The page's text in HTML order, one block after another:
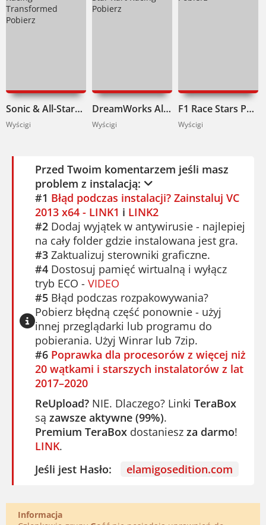
Sonic & All-Stars Racing Transformed Pobierz
Wyścigi
DreamWorks All-Star Kart Racing Pobierz
Wyścigi
F1 Race Stars Pobierz
Wyścigi
Przed Twoim komentarzem jeśli masz
problem z instalacją:
#1 Błąd podczas instalacji? Zainstaluj VC
2013 x64 - LINK1 i LINK2
#2 Dodaj wyjątek w antywirusie - najlepiej
na cały folder gdzie instalowana jest gra.
#3 Zaktualizuj sterowniki graficzne.
#4 Dostosuj pamięć wirtualną i wyłącz
tryb ECO - VIDEO
#5 Błąd podczas rozpakowywania?
Pobierz błędną część ponownie - użyj
innej przeglądarki lub programu do
pobierania. Użyj Winrar lub 7zip.
#6 Poprawka dla procesorów z więcej niż
20 wątkami i starszych instalatorów z lat
2017–2020
ReUpload? NIE. Dlaczego? Linki TeraBox
są zawsze aktywne (99%).
Premium TeraBox dostaniesz za darmo!
LINK.
Jeśli jest Hasło:
elamigosedition.com
Informacja